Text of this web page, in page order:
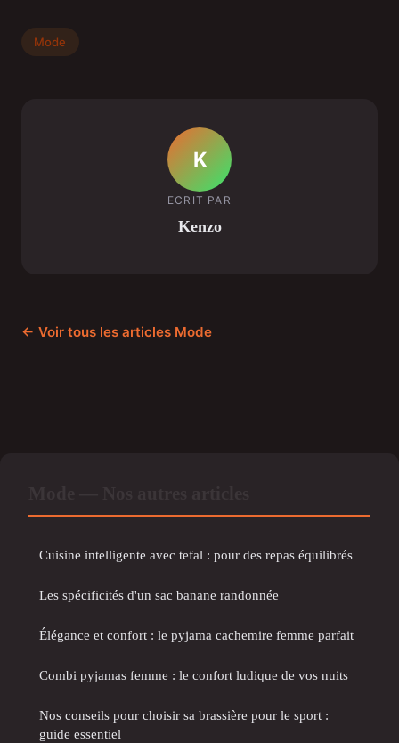
Mode
K
ECRIT PAR
Kenzo
← Voir tous les articles Mode
Cuisine intelligente avec tefal : pour des repas équilibrés
Les spécificités d'un sac banane randonnée
Élégance et confort : le pyjama cachemire femme parfait
Combi pyjamas femme : le confort ludique de vos nuits
Nos conseils pour choisir sa brassière pour le sport :
guide essentiel